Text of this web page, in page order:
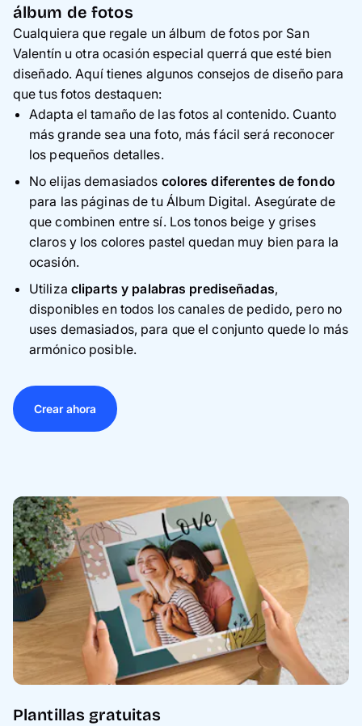
álbum de fotos
Cualquiera que regale un álbum de fotos por San
Valentín u otra ocasión especial querrá que esté bien
diseñado. Aquí tienes algunos consejos de diseño para
que tus fotos destaquen:
Adapta el tamaño de las fotos al contenido. Cuanto
más grande sea una foto, más fácil será reconocer
los pequeños detalles.
No elijas demasiados colores diferentes de fondo
para las páginas de tu Álbum Digital. Asegúrate de
que combinen entre sí. Los tonos beige y grises
claros y los colores pastel quedan muy bien para la
ocasión.
Utiliza cliparts y palabras prediseñadas,
disponibles en todos los canales de pedido, pero no
uses demasiados, para que el conjunto quede lo más
armónico posible.
Crear ahora
Plantillas gratuitas